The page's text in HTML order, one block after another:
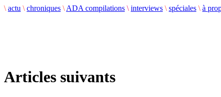
\ actu \ chroniques \ ADA compilations \ interviews \ spéciales \ à
Articles suivants